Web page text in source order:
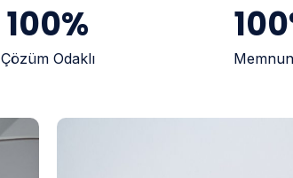
100%
Çözüm Odaklı
100